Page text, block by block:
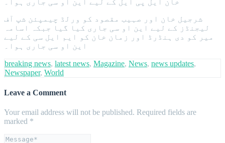
شرجیل خان اور صہیب مقصود کو ورلڈ چیمپئن شپ آف
لیجنڈز کے لیے این او سی جاری کیا گیا جبکہ اسامہ
میر کو دی ہنڈرڈ اور زمان خان کو ایم ایل سی کے لیے
این او سی جاری ہوا۔
breaking news, latest news, Magazine, News, news updates,
Newspaper, World
Leave a Comment
Your email address will not be published. Required fields are
marked *